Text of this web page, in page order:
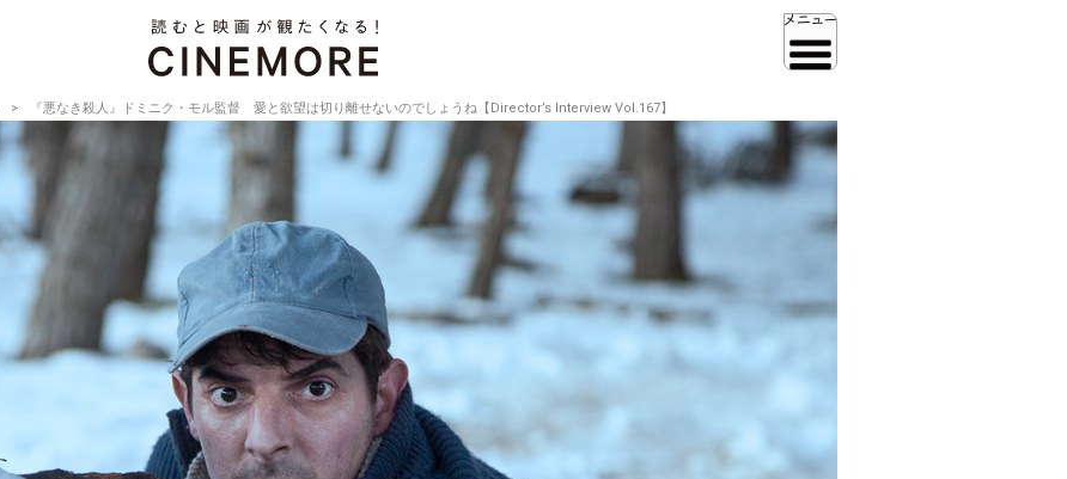
『悪なき殺人』ドミニク・モル監督 愛と欲望は切り離せないのでしょうね【Director’s Interview Vol.167】